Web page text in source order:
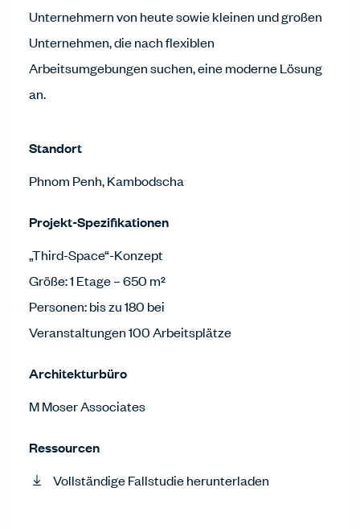
Unternehmern von heute sowie kleinen und großen
Unternehmen, die nach flexiblen
Arbeitsumgebungen suchen, eine moderne Lösung
an.
Standort
Phnom Penh, Kambodscha
Projekt-Spezifikationen
„Third-Space“-Konzept
Größe: 1 Etage – 650 m²
Personen: bis zu 180 bei
Veranstaltungen 100 Arbeitsplätze
Architekturbüro
M Moser Associates
Ressourcen
Vollständige Fallstudie herunterladen